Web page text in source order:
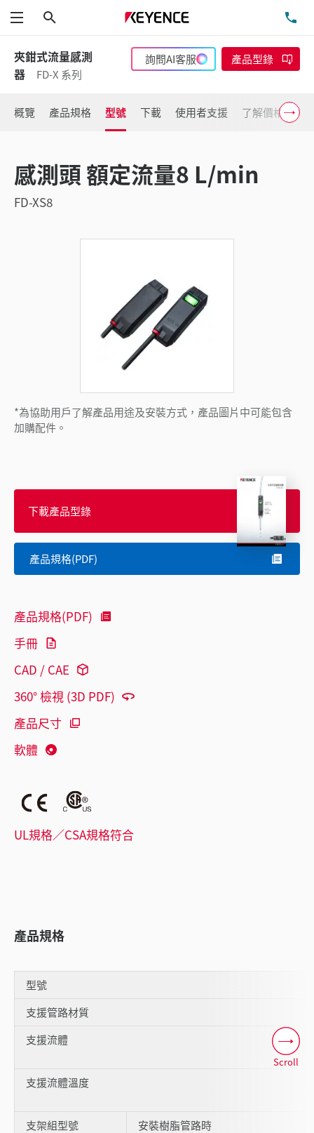
功能表
夾鉗式流量感測
器
FD-X 系列
詢問AI客服 產品型錄
概覽 產品規格 型號 下載 使用者支援 了解價格
感測頭 額定流量8 L/min
FD-XS8
*為協助用戶了解產品用途及安裝方式，產品圖片中可能包含
加購配件。
下載產品型錄
產品規格(PDF)
產品規格(PDF)
手冊
CAD / CAE
360° 檢視 (3D PDF)
產品尺寸
軟體
UL規格／CSA規格符合
產品規格
型號
支援管路材質
支援流體
支援流體溫度
支架組型號
安裝樹脂管路時
Scroll